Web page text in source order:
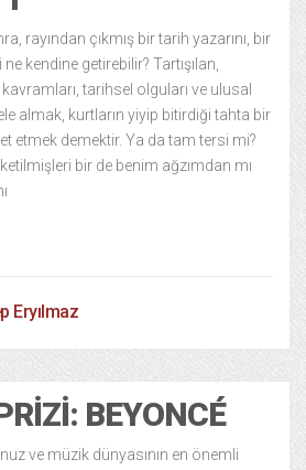
rayından çıkmış bir tarih yazarını, bir
kendine getirebilir? Tartışılan,
tarihsel olguları ve ulusal
almak, kurtların yiyip bitirdiği tahta bir
etmek demektir. Ya da tam tersi mi?
bir de benim ağzımdan mı
Eryılmaz
BEYONCÉ
ve müzik dünyasının en önemli